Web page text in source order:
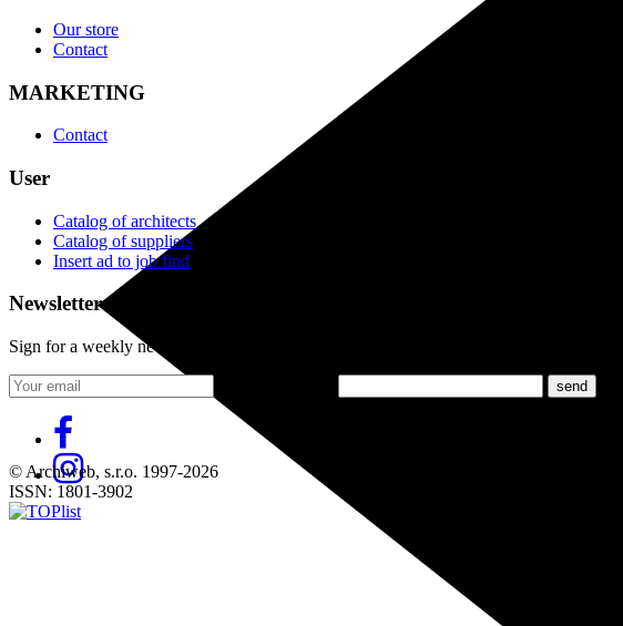
Our store
Contact
MARKETING
Contact
User
Catalog of architects
Catalog of suppliers
Insert ad to job find
Newsletter
Sign for a weekly newsletter:
© Archiweb, s.r.o. 1997-2026
ISSN: 1801-3902